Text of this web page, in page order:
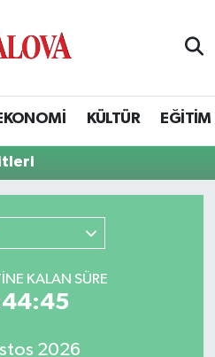
KÜLTÜR EĞİTİM
KALAN SÜRE
2026